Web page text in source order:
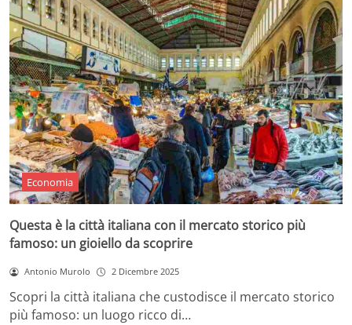
Economia
Questa è la città italiana con il mercato storico più
famoso: un gioiello da scoprire
Antonio Murolo 2 Dicembre 2025
Scopri la città italiana che custodisce il mercato storico
più famoso: un luogo ricco di…